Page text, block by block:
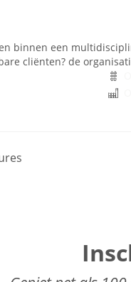
binnen een
cliënten? de